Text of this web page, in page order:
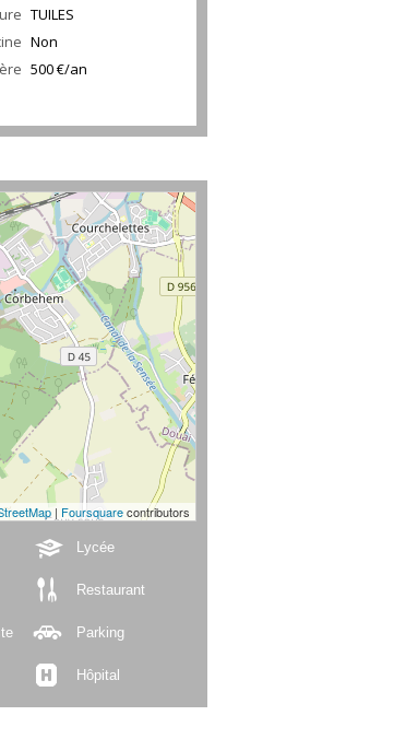
TUILES
Non
500 €/an
| Foursquarecontributors
Lycée
Restaurant
Parking
Hôpital